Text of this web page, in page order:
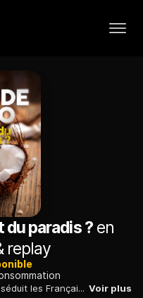
du paradis ?en
replay
La noix de coco, fruit des tropiques, séduit les Français, attirés par la promesse d'un aliment naturel et sain ; quels sont ses bénéfices réels pour la santé ? Voir plus